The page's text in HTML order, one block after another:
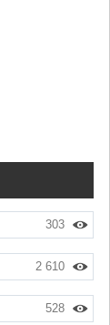
303
2 610
528